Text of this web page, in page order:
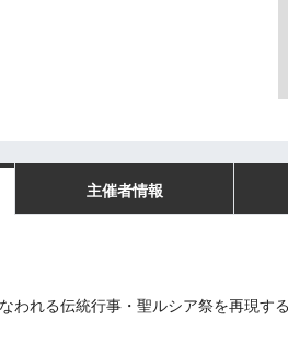
主催者情報
われる伝統行事・聖ルシア祭を再現す